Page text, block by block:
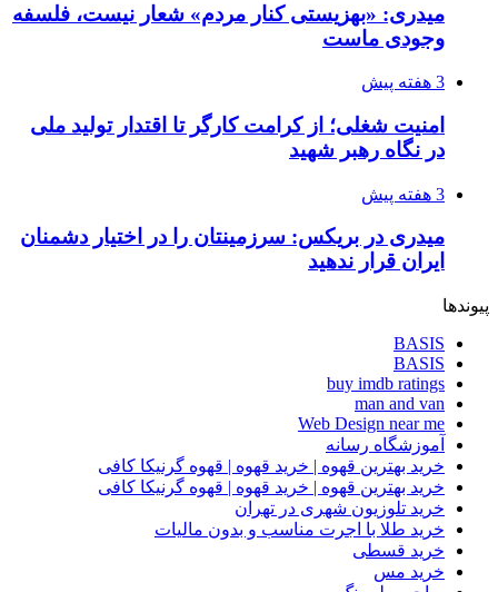
میدری: «بهزیستی کنار مردم» شعار نیست، فلسفه
وجودی ماست
3 هفته پیش
امنیت شغلی؛ از کرامت کارگر تا اقتدار تولید ملی
در نگاه رهبر شهید
3 هفته پیش
میدری در بریکس: سرزمینتان را در اختیار دشمنان
ایران قرار ندهید
پیوندها
BASIS
BASIS
buy imdb ratings
man and van
Web Design near me
آموزشگاه رسانه
خرید بهترین قهوه | خرید قهوه | قهوه گرنیکا کافی
خرید بهترین قهوه | خرید قهوه | قهوه گرنیکا کافی
خرید تلوزیون شهری در تهران
خرید طلا با اجرت مناسب و بدون مالیات
خرید قسطی
خرید مس